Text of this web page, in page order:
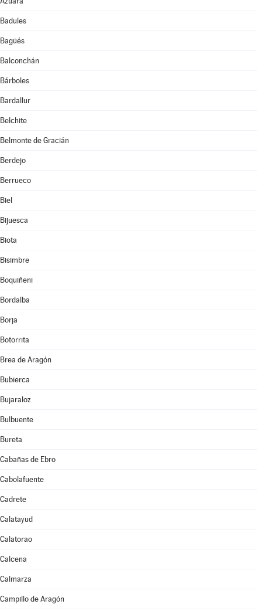
Badules
Bagüés
Balconchán
Bárboles
Bardallur
Belchite
Belmonte de Gracián
Berdejo
Berrueco
Biel
Bijuesca
Biota
Bisimbre
Boquiñeni
Bordalba
Borja
Botorrita
Brea de Aragón
Bubierca
Bujaraloz
Bulbuente
Bureta
Cabañas de Ebro
Cabolafuente
Cadrete
Calatayud
Calatorao
Calcena
Calmarza
Campillo de Aragón